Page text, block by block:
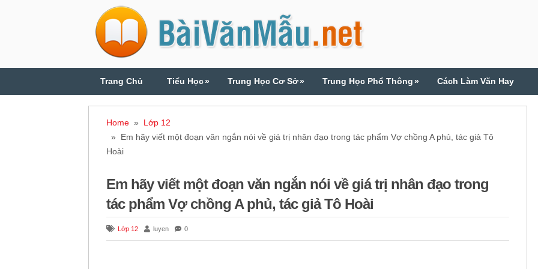
Trang Chủ Tiểu Học» Trung Học Cơ Sở» Trung Học Phổ Thông» Cách Làm Văn Hay
Home » Lớp 12
» Em hãy viết một đoạn văn ngắn nói về giá trị nhân đạo trong tác phẩm Vợ chồng A phủ, tác giả Tô
Hoài
Em hãy viết một đoạn văn ngắn nói về giá trị nhân đạo trong
tác phẩm Vợ chồng A phủ, tác giả Tô Hoài
Lớp 12 luyen 0